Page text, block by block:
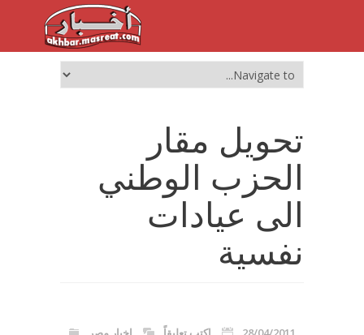
تحويل مقار
الحزب الوطني
الى عيادات
نفسية